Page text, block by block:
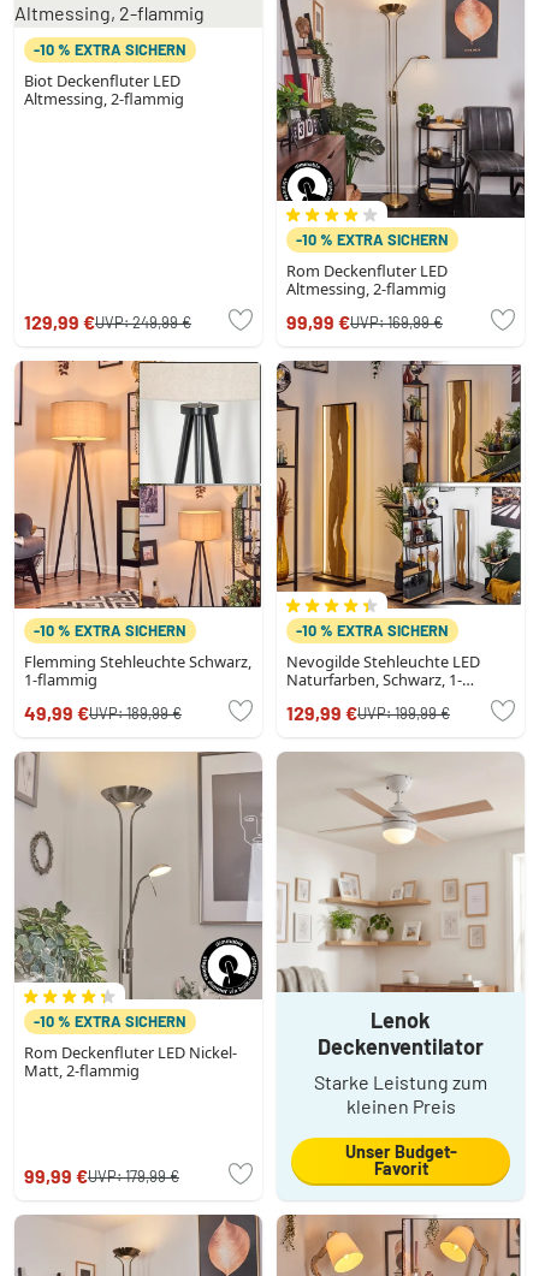
-10 % EXTRA SICHERN
Biot Deckenfluter LED
Altmessing, 2-flammig
129,99 €UVP:249,99 €
-10 % EXTRA SICHERN
Rom Deckenfluter LED
Altmessing, 2-flammig
99,99 €UVP:169,99 €
-10 % EXTRA SICHERN
Flemming Stehleuchte Schwarz,
1-flammig
49,99 €UVP:189,99 €
-10 % EXTRA SICHERN
Nevogilde Stehleuchte LED
Naturfarben, Schwarz, 1-
129,99 €UVP:199,99 €
-10 % EXTRA SICHERN
Rom Deckenfluter LED Nickel-
Matt, 2-flammig
99,99 €UVP:179,99 €
Lenok
Deckenventilator
Starke Leistung zum
kleinen Preis
Unser Budget-
Favorit